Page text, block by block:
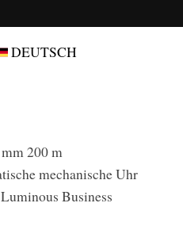
DEUTSCH
200 m
mechanische Uhr
Business